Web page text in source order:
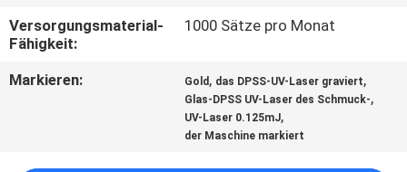
VERBINDUNG
Versorgungsmaterial-
Fähigkeit:
1000 Sätze pro Monat
Markieren: Gold , das DPSS-UV-Laser graviert,
Glas-DPSS UV-Laser des Schmuck-,
UV-Laser 0.125mJ,
der Maschine markiert